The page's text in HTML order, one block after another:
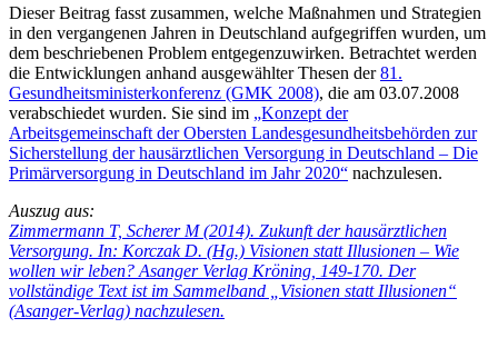
Dieser Beitrag fasst zusammen, welche Maßnahmen und Strategien
in den vergangenen Jahren in Deutschland aufgegriffen wurden, um
dem beschriebenen Problem entgegenzuwirken. Betrachtet werden
die Entwicklungen anhand ausgewählter Thesen der81.
Gesundheitsministerkonferenz (GMK 2008), die am 03.07.2008
verabschiedet wurden. Sie sind im „Konzept der
Arbeitsgemeinschaft der Obersten Landesgesundheitsbehörden zur
Sicherstellung der hausärztlichen Versorgung in Deutschland – Die
Primärversorgung in Deutschland im Jahr 2020“ nachzulesen.
Auszug aus:
Zimmermann T, Scherer M (2014). Zukunft der hausärztlichen
Versorgung. In: Korczak D. (Hg.) Visionen statt Illusionen – Wie
wollen wir leben? Asanger Verlag Kröning, 149-170. Der
vollständige Text ist im Sammelband „Visionen statt Illusionen“
(Asanger-Verlag) nachzulesen.